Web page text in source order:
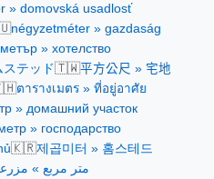
» domovská usadlosť
négyzetméter » gazdaság
» хотелство
テッド🇹🇼平方公尺 » 宅地
ตารางเมตร » ที่อยู่อาศัย
» домашний участок
» господарство
🇰🇷제곱미터 » 홈스테드
متر مربع »